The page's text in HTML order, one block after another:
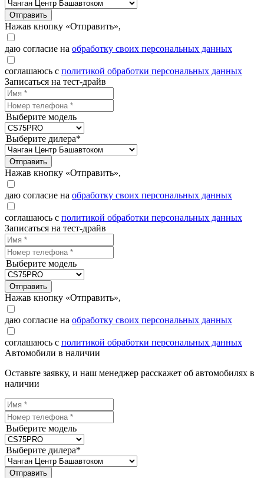
Отправить
Нажав кнопку «Отправить»,
даю согласие на обработку своих персональных данных
соглашаюсь с политикой обработки персональных данных
Записаться на тест-драйв
Выберите модель
Выберите дилера*
Отправить
Нажав кнопку «Отправить»,
даю согласие на обработку своих персональных данных
соглашаюсь с политикой обработки персональных данных
Записаться на тест-драйв
Выберите модель
Отправить
Нажав кнопку «Отправить»,
даю согласие на обработку своих персональных данных
соглашаюсь с политикой обработки персональных данных
Автомобили в наличии
Оставьте заявку, и наш менеджер расскажет об автомобилях в
наличии
Выберите модель
Выберите дилера*
Отправить